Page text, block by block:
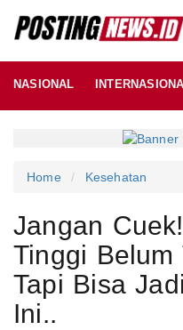
NASIONAL
Home Kesehatan
Jangan
Tinggi Belum
Tapi Bisa
Ini..